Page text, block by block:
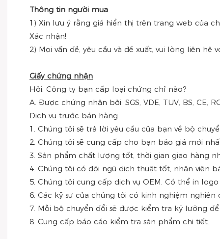
Thông tin người mua
1) Xin lưu ý rằng giá hiển thị trên trang web của
Xác nhận!
2) Mọi vấn đề, yêu cầu và đề xuất, vui lòng liên
Giấy chứng nhận
Hỏi: Công ty bạn cấp loại chứng chỉ nào?
A. Được chứng nhận bởi: SGS, VDE, TUV, BS, CE,
Dịch vụ trước bán hàng
1. Chúng tôi sẽ trả lời yêu cầu của bạn về bộ
2. Chúng tôi sẽ cung cấp cho bạn báo giá mới
3. Sản phẩm chất lượng tốt, thời gian giao hàng
4. Chúng tôi có đội ngũ dịch thuật tốt, nhân viên
5. Chúng tôi cung cấp dịch vụ OEM. Có thể in
6. Các kỹ sư của chúng tôi có kinh nghiệm
7. Mỗi bộ chuyển đổi sẽ được kiểm tra kỹ lưỡng
8. Cung cấp báo cáo kiểm tra sản phẩm chi tiết.